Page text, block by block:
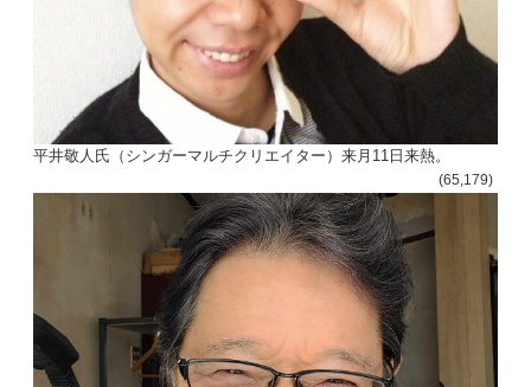
平井敬人氏（シンガーマルチクリエイター）来月11日来熱。
(65,179)